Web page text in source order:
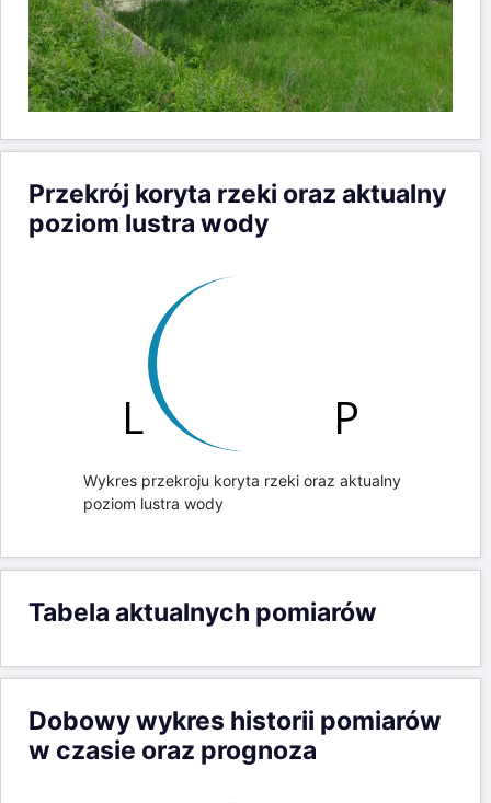
Przekrój koryta rzeki oraz aktualny
poziom lustra wody
Wykres przekroju koryta rzeki oraz aktualny
poziom lustra wody
Tabela aktualnych pomiarów
Dobowy wykres historii pomiarów
w czasie oraz prognoza